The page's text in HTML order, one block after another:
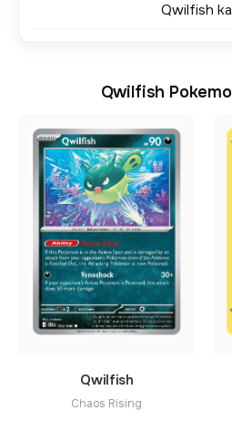
Qwilfish
Qwilfish
Qwilfish
Chaos Rising